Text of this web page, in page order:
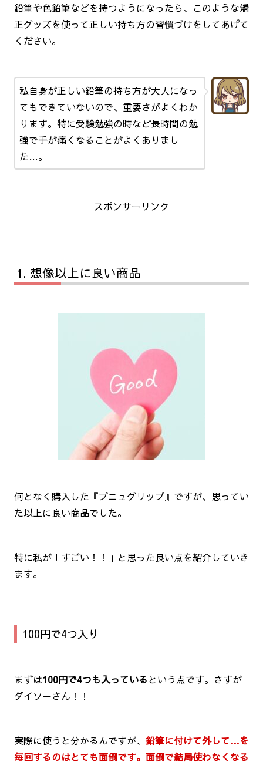
鉛筆や色鉛筆などを持つようになったら、このような矯
正グッズを使って正しい持ち方の習慣づけをしてあげて
ください。
私自身が正しい鉛筆の持ち方が大人になっ
てもできていないので、重要さがよくわか
ります。特に受験勉強の時など長時間の勉
強で手が痛くなることがよくありまし
た…。
スポンサーリンク
想像以上に良い商品
何となく購入した『プニュグリップ』ですが、思ってい
た以上に良い商品でした。
特に私が「すごい！！」と思った良い点を紹介していき
ます。
100円で4つ入り
まずは100円で4つも入っているという点です。さすが
ダイソーさん！！
実際に使うと分かるんですが、 鉛筆に付けて外して…を
毎回するのはとても面倒です。面倒で結局使わなくなる